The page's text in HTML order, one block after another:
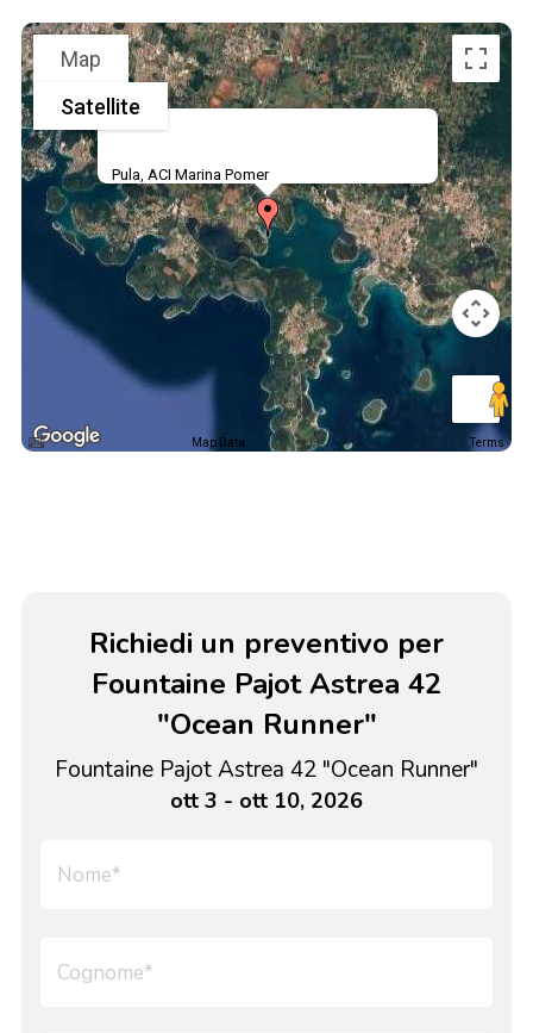
Pula, ACI Marina Pomer
Map
Satellite
Map Data Terms
Richiedi un preventivo per
Fountaine Pajot Astrea 42
"Ocean Runner"
Fountaine Pajot Astrea 42 "Ocean Runner"
ott 3 - ott 10, 2026